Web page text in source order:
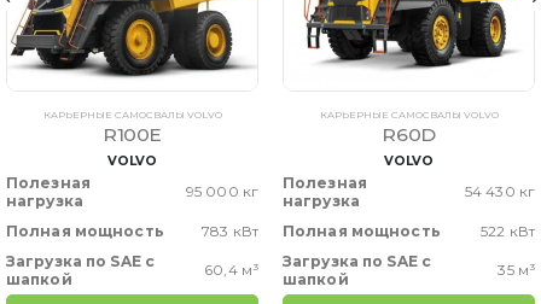
КАРЬЕРНЫЕ САМОСВАЛЫ VOLVO
R100E
VOLVO
Полезная
нагрузка
95 000 кг
Полная мощность
783 кВт
Загрузка по SAE с
шапкой
60,4 м³
КАРЬЕРНЫЕ САМОСВАЛЫ VOLVO
R60D
VOLVO
Полезная
нагрузка
54 430 кг
Полная мощность
522 кВт
Загрузка по SAE с
шапкой
35 м³